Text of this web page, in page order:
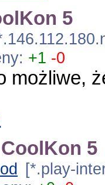
5
+1 -0
możliwe,
5
[*.play-